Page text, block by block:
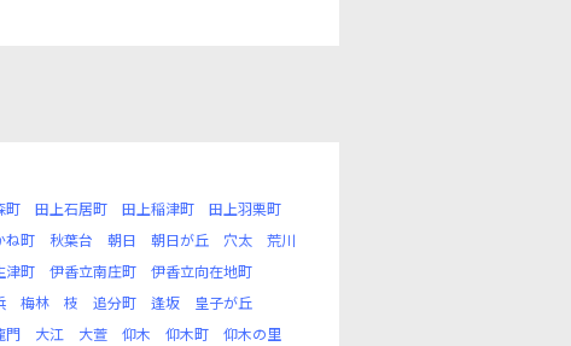
町 田上石居町 田上稲津町
田上羽栗町
ね町 秋葉台 朝日 朝日が丘 穴太
荒川
津町 伊香立南庄町
伊香立向在地町
梅林 枝 追分町 逢坂
皇子が丘
門 大江 大萱 仰木 仰木町
仰木の里